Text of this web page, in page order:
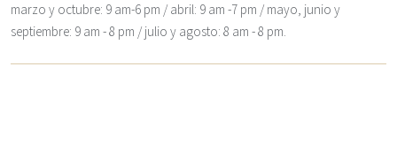
marzo y octubre: 9 am-6 pm / abril: 9 am -7 pm / mayo, junio y
septiembre: 9 am - 8 pm / julio y agosto: 8 am - 8 pm.